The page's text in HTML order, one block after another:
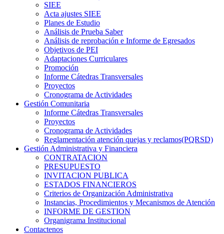
SIEE
Acta ajustes SIEE
Planes de Estudio
Análisis de Prueba Saber
Análisis de reprobación e Informe de Egresados
Objetivos de PEI
Adaptaciones Curriculares
Promoción
Informe Cátedras Transversales
Proyectos
Cronograma de Actividades
Gestión Comunitaria
Informe Cátedras Transversales
Proyectos
Cronograma de Actividades
Reglamentación atención quejas y reclamos(PQRSD)
Gestión Administrativa y Financiera
CONTRATACION
PRESUPUESTO
INVITACION PUBLICA
ESTADOS FINANCIEROS
Criterios de Organización Administrativa
Instancias, Procedimientos y Mecanismos de Atención
INFORME DE GESTION
Organigrama Institucional
Contactenos